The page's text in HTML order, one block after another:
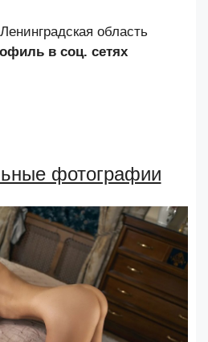
область
в соц. сетях
фотографии